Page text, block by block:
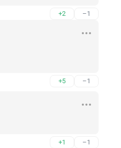
+2 –1
+5 –1
+1 –1